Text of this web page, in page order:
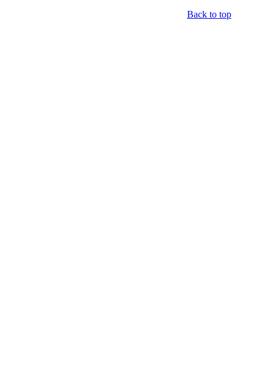
Back to top